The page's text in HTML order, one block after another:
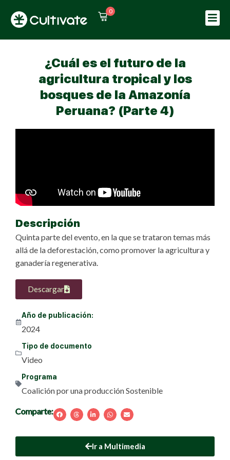
0
¿Cuál es el futuro de la
agricultura tropical y los
bosques de la Amazonía
Peruana? (Parte 4)
Descripción
Quinta parte del evento, en la que se trataron temas más
allá de la deforestación, como promover la agricultura y
ganadería regenerativa.
Descargar
Año de publicación:
2024
Tipo de documento
Video
Programa
Coalición por una producción Sostenible
Comparte:
Ir a Multimedia
Sign in
Don’t have an account?Sign up